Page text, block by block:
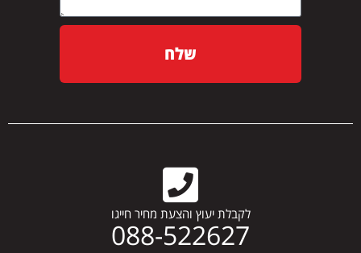
שלח
לקבלת יעוץ והצעת מחיר חייגו
088-522627